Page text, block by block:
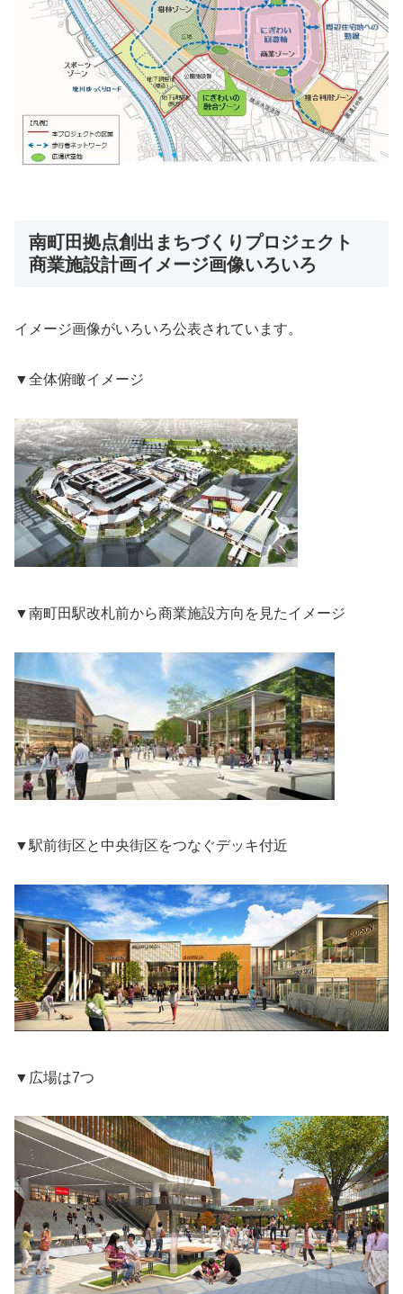
南町田拠点創出まちづくりプロジェクト
商業施設計画イメージ画像いろいろ
イメージ画像がいろいろ公表されています。
▼全体俯瞰イメージ
▼南町田駅改札前から商業施設方向を見たイメージ
▼駅前街区と中央街区をつなぐデッキ付近
▼広場は7つ